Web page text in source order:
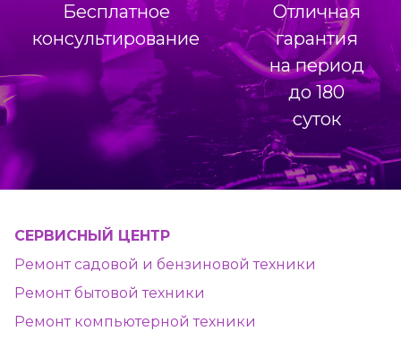
Бесплатное
консультирование
Отличная
гарантия
на период
до 180
суток
СЕРВИСНЫЙ ЦЕНТР
Ремонт садовой и бензиновой техники
Ремонт бытовой техники
Ремонт компьютерной техники